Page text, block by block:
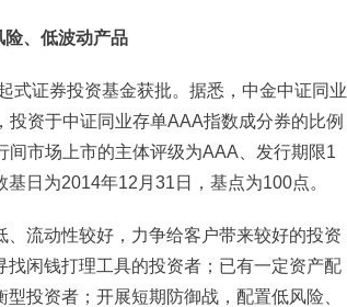
、低波动产品
式证券投资基金获批。据悉，中金中证同业
资于中证同业存单AAA指数成分券的比例
市场上市的主体评级为AAA、发行期限1
日为2014年12月31日，基点为100点。
流动性较好，力争给客户带来较好的投资
闲钱打理工具的投资者；已有一定资产配
投资者；开展短期防御战，配置低风险、